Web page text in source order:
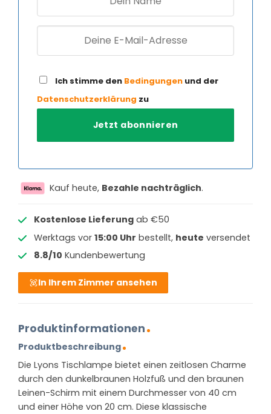
Ich stimme den Bedingungen und der
Datenschutzerklärung zu
Kauf heute, Bezahle nachträglich.
Kostenlose Lieferungab €50
Werktags vor 15:00 Uhr bestellt, heute versendet
8.8/10 Kundenbewertung
In Ihrem Zimmer ansehen
Produktinformationen
Produktbeschreibung
Die Lyons Tischlampe bietet einen zeitlosen Charme
durch den dunkelbraunen Holzfuß und den braunen
Leinen-Schirm mit einem Durchmesser von 40 cm
und einer Höhe von 20 cm. Diese klassische